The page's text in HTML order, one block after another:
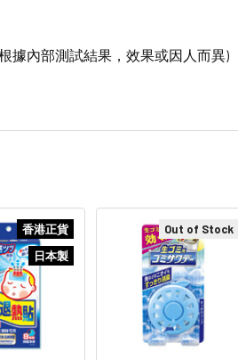
據內部測試結果，效果或因人而異)
香港正貨
日本製
Out of Stock